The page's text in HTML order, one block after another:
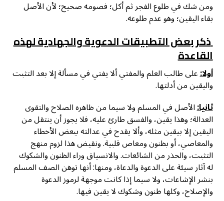
ومن شك في طلوع الفجر ثم أكل؛ فصومه صحيح؛ لأن الأصل
بقاء اليقين؛ وهو عدم طلوعه.
ذكر بعض التطبيقات الدعوية والجهادية لهذه
القاعدة
أولا:على طالب العلم والمفتي ألا يفتي في مسألة إلا بعد التثبت
واليقين من أدلتها.
ثانيا:الأصل في المسلم ولا سيما من ظاهره الصلاح والتقوى
العدالة؛ وهذا يقين، والفسق طارئ عليه، فلا يجوز أن ينتقل من
اليقين إلا بيقين مثله، وألا يقدح في عدالته ببعض الأخطاء
والمعاصي، أو بظنون ومعاص قلبية. ونقيض هذا لزوم منهج
التثبت، والحذر من الشائعات. والانسياق وراء الظنون والشكوك
له آثار سيئة على الدعوة والدعاة، ومنها: أنها توهن الصف المسلم
بنشر الإشاعات، ولا سيما إذا كانت موجهة لرموز الدعوة
والإصلاح، وكلها ظنون وشكوك لا يقين فيها.